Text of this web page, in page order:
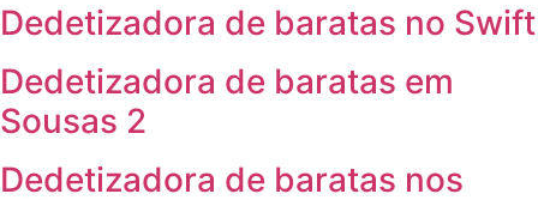
Dedetizadora de baratas no Swift
Dedetizadora de baratas em
Sousas 2
Dedetizadora de baratas nos